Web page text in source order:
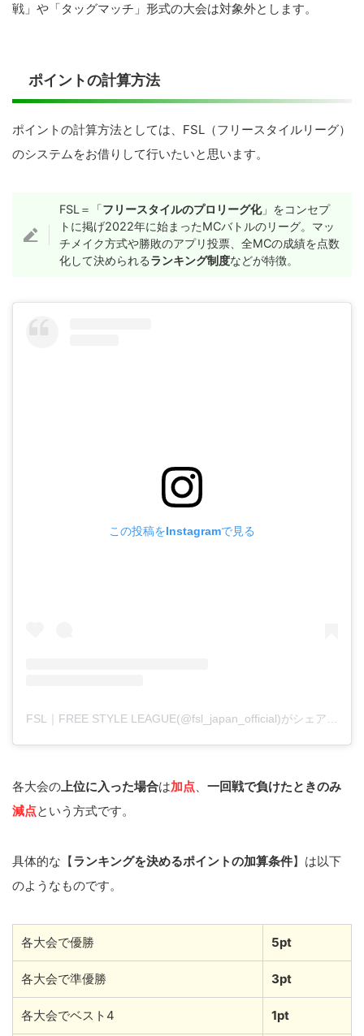
戦」や「タッグマッチ」形式の大会は対象外とします。
ポイントの計算方法
ポイントの計算方法としては、FSL（フリースタイルリーグ）
のシステムをお借りして行いたいと思います。
FSL＝「フリースタイルのプロリーグ化」をコンセプ
トに掲げ2022年に始まったMCバトルのリーグ。マッ
チメイク方式や勝敗のアプリ投票、全MCの成績を点数
化して決められるランキング制度などが特徴。
この投稿をInstagramで見る
各大会の 上位に入った場合は加点
一回戦で負けたときのみ
減点という方式です。
具体的な【ランキングを決めるポイントの加算条件】は以下
のようなものです。
各大会で優勝 5pt
各大会で準優勝 3pt
各大会でベスト4 1pt